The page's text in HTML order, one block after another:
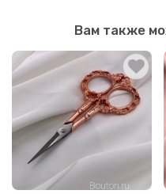
Вам также